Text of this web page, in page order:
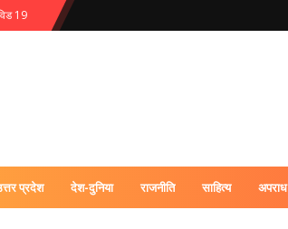
19
प्रदेश देश-दुनिया राजनीति साहित्य अपराध